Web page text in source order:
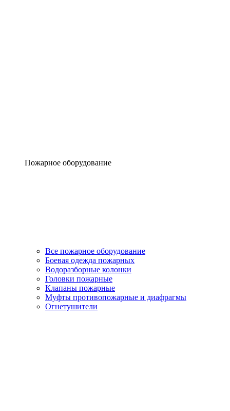
Пожарное оборудование
Все пожарное оборудование
Боевая одежда пожарных
Водоразборные колонки
Головки пожарные
Клапаны пожарные
Муфты противопожарные и диафрагмы
Огнетушители